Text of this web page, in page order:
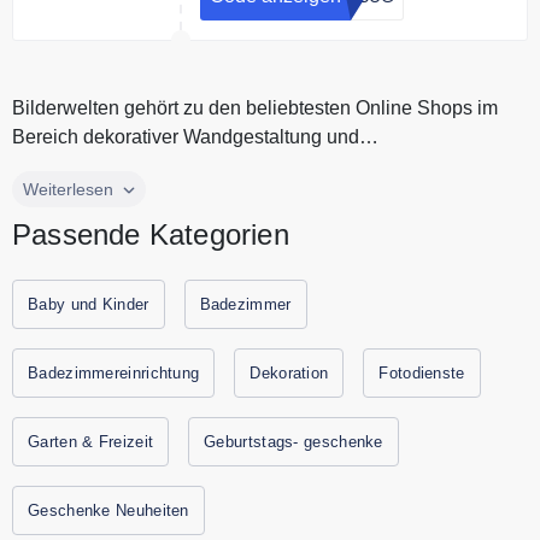
Bedingungen
Bilderwelten gehört zu den beliebtesten Online Shops im
Bereich dekorativer Wandgestaltung und
Bilderwelten gehört zu den beliebtesten Online Shops im
Wohnraumgestaltung. Mit Bilderwelten verwandelst Du
Bilderwelten einzigartige Wandbilder und Teppiche zum
günstigen Preis. Alle aktuellen Gutscheine und
Rabattaktionen von Bilderwelten findest Du immer hier auf
Weiterlesen
Passende Kategorien
Baby und Kinder Badezimmer
Badezimmereinrichtung Dekoration Fotodienste
Garten & Freizeit Geburtstags- geschenke
Geschenke Neuheiten